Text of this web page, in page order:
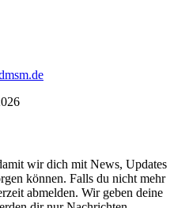
wir dich mit News, Updates
können. Falls du nicht mehr
abmelden. Wir geben deine